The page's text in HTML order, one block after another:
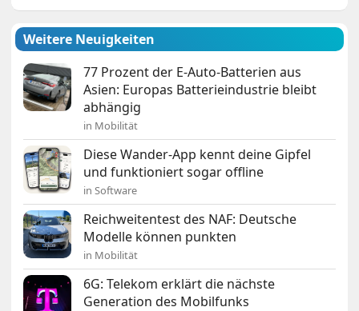
Weitere Neuigkeiten
77 Prozent der E-Auto-Batterien aus
Asien: Europas Batterieindustrie bleibt
abhängig
in Mobilität
Diese Wander-App kennt deine Gipfel
und funktioniert sogar offline
in Software
Reichweitentest des NAF: Deutsche
Modelle können punkten
in Mobilität
6G: Telekom erklärt die nächste
Generation des Mobilfunks